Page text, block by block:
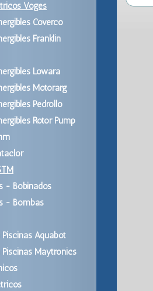
Voges
Coverco
Franklin
Lowara
Motorarg
Pedrollo
Rotor Pump
- Bobinados
- Bombas
Piscinas Aquabot
Piscinas Maytronics